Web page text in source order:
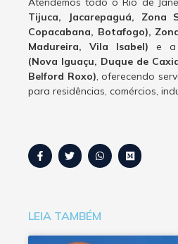
Tijuca, Jacarepaguá, Zona
Copacabana, Botafogo),
Madureira, Vila Isabel) e a
(Nova Iguaçu, Duque de
Belford Roxo), oferecendo
para residências, comércios,
LEIA TAMBÉM